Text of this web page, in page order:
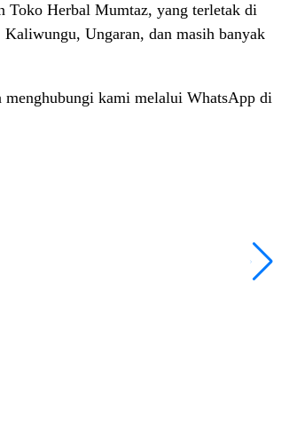
Toko Herbal Mumtaz, yang terletak di
Ungaran, dan masih banyak
menghubungi kami melalui WhatsApp di